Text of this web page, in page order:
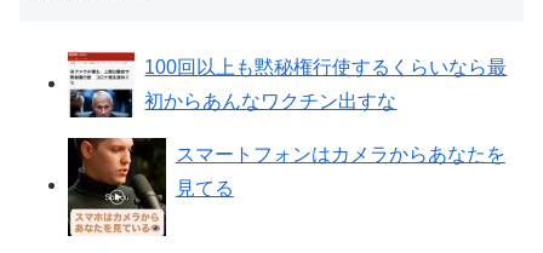
100回以上も黙秘権行使するくらいなら最
初からあんなワクチン出すな
スマートフォンはカメラからあなたを
見てる